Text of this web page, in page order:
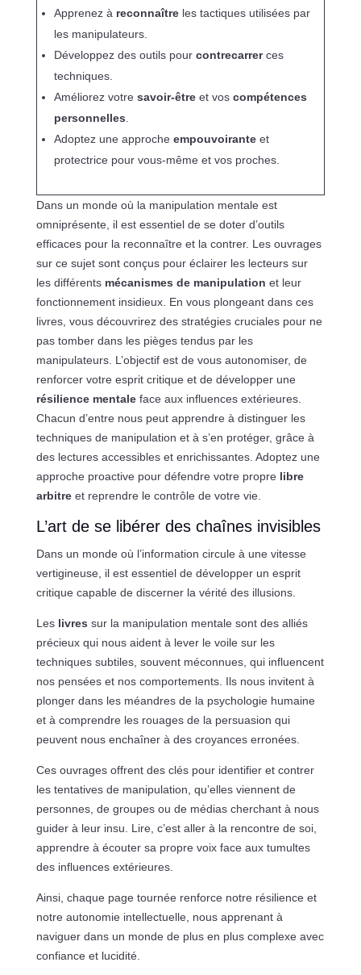
Apprenez à reconnaîtreles tactiques utilisées par
les manipulateurs.
Développez des outils pour contrecarrerces
techniques.
Améliorez votre savoir-êtreet vos compétences
personnelles
Adoptez une approche empouvoiranteet
protectrice pour vous-même et vos proches.
Dans un monde où la manipulation mentale est
omniprésente, il est essentiel de se doter d’outils
efficaces pour la reconnaître et la contrer. Les ouvrages
sur ce sujet sont conçus pour éclairer les lecteurs sur
les différents mécanismes de manipulation et leur
fonctionnement insidieux. En vous plongeant dans ces
livres, vous découvrirez des stratégies cruciales pour ne
pas tomber dans les pièges tendus par les
manipulateurs. L’objectif est de vous autonomiser, de
renforcer votre esprit critique et de développer une
résilience mentaleface aux influences extérieures.
Chacun d’entre nous peut apprendre à distinguer les
techniques de manipulation et à s’en protéger, grâce à
des lectures accessibles et enrichissantes. Adoptez une
approche proactive pour défendre votre propre libre
arbitreet reprendre le contrôle de votre vie.
L’art de se libérer des chaînes invisibles
Dans un monde où l’information circule à une vitesse
vertigineuse, il est essentiel de développer un esprit
critique capable de discerner la vérité des illusions.
Les livres sur la manipulation mentale sont des alliés
précieux qui nous aident à lever le voile sur les
techniques subtiles, souvent méconnues, qui influencent
nos pensées et nos comportements. Ils nous invitent à
plonger dans les méandres de la psychologie humaine
et à comprendre les rouages de la persuasion qui
peuvent nous enchaîner à des croyances erronées.
Ces ouvrages offrent des clés pour identifier et contrer
les tentatives de manipulation, qu’elles viennent de
personnes, de groupes ou de médias cherchant à nous
guider à leur insu. Lire, c’est aller à la rencontre de soi,
apprendre à écouter sa propre voix face aux tumultes
des influences extérieures.
Ainsi, chaque page tournée renforce notre résilience et
notre autonomie intellectuelle, nous apprenant à
naviguer dans un monde de plus en plus complexe avec
confiance et lucidité.